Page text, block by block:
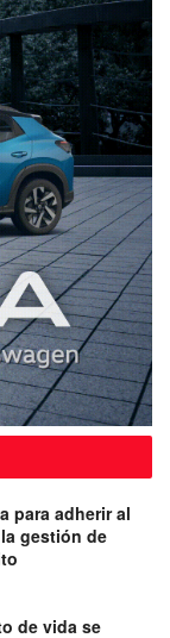
para adherir al
gestión de
de vida se